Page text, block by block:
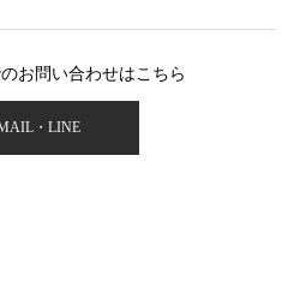
お問い合わせはこちら
・LINE